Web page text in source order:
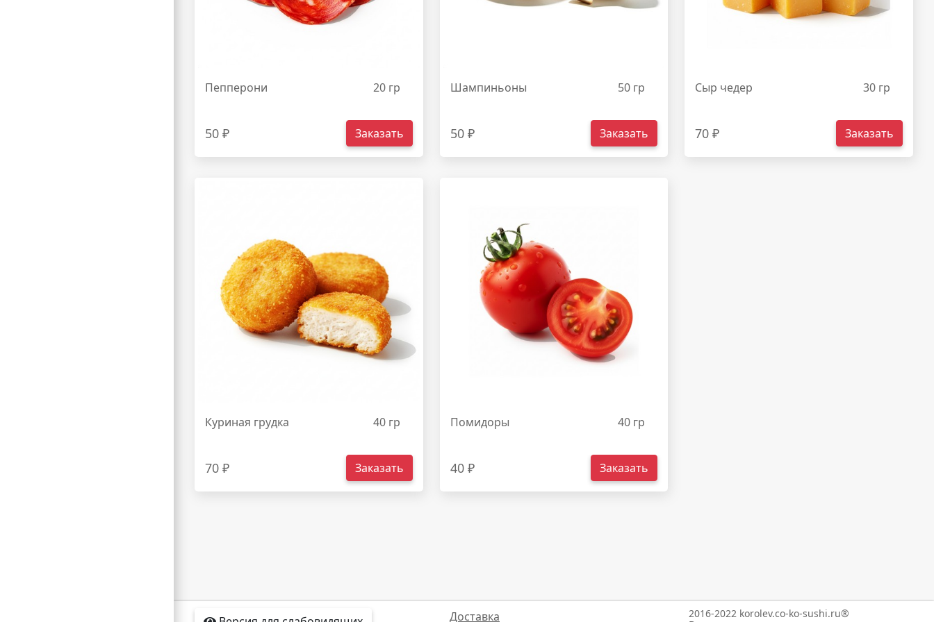
Пепперони 20 гр
50 ₽ Заказать
Шампиньоны 50 гр
50 ₽ Заказать
Сыр чедер 30 гр
70 ₽ Заказать
Куриная грудка 40 гр
70 ₽ Заказать
Помидоры 40 гр
40 ₽ Заказать
Доставка
2016-2022 korolev.co-ko-sushi.ru®